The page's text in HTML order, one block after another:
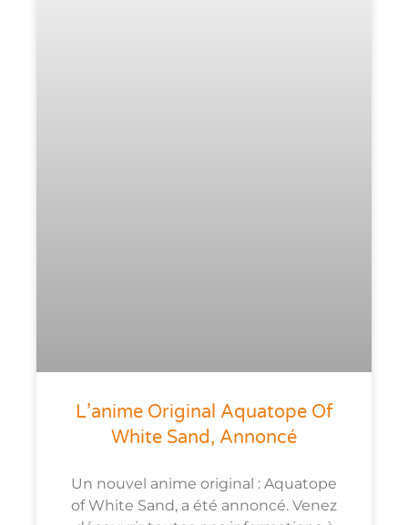
L’anime Original Aquatope Of
White Sand, Annoncé
Un nouvel anime original : Aquatope
of White Sand, a été annoncé. Venez